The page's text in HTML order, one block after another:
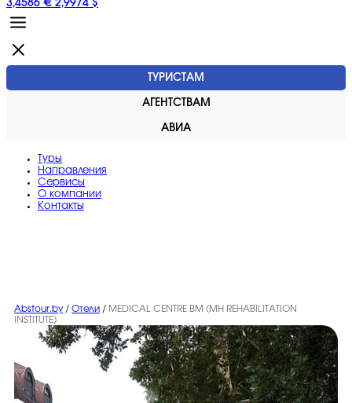
3,4586 € 2,9974 $
ТУРИСТАМ
АГЕНТСТВАМ
АВИА
Туры
Направления
Сервисы
O компании
Контакты
Abstour.by / Отели / MEDICAL CENTRE BM (MH REHABILITATION
INSTITUTE)